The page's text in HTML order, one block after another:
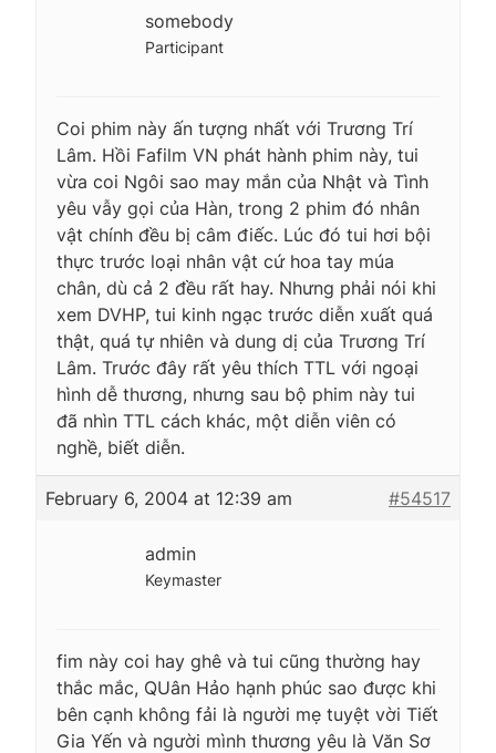
somebody
Participant
Coi phim này ấn tượng nhất với Trương Trí
Lâm. Hồi Fafilm VN phát hành phim này, tui
vừa coi Ngôi sao may mắn của Nhật và Tình
yêu vẫy gọi của Hàn, trong 2 phim đó nhân
vật chính đều bị câm điếc. Lúc đó tui hơi bội
thực trước loại nhân vật cứ hoa tay múa
chân, dù cả 2 đều rất hay. Nhưng phải nói khi
xem DVHP, tui kinh ngạc trước diễn xuất quá
thật, quá tự nhiên và dung dị của Trương Trí
Lâm. Trước đây rất yêu thích TTL với ngoại
hình dễ thương, nhưng sau bộ phim này tui
đã nhìn TTL cách khác, một diễn viên có
nghề, biết diễn.
February 6, 2004 at 12:39 am #54517
admin
Keymaster
fim này coi hay ghê và tui cũng thường hay
thắc mắc, QUân Hảo hạnh phúc sao được khi
bên cạnh không fải là người mẹ tuyệt vời Tiết
Gia Yến và người mình thương yêu là Văn Sơ